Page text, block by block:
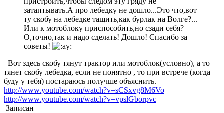
затаптывать.А про лебедку не дошло...Это что,вот
ту скобу на лебедке тащить,как бурлак на Волге?...
Или к мотоблоку приспособить,но сзади себя?
О,точно,так и надо сделать! Дошло! Спасибо за
советы!
Вот здесь скобу тянут трактор или мотоблок(условно), а то
тянет скобу лебедка, если не понятно , то при встрече (когда
буду у тебя) постараюсь получше объяснить.
http://www.youtube.com/watch?v=sCSxvg8M6Vo
http://www.youtube.com/watch?v=vpslGborpvc
Записан